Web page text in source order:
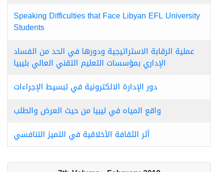
Speaking Difficulties that Face Libyan EFL University
Students
عملية الرقابة الاستراتيجية ودورها في الحد من الفساد
الإداري بمؤسسات التعليم التقني العالي بليبيا
دور الإدارة الالكترونية في تبسيط الإجراءات
واقع المياه في ليبيا من حيث العرض والطلب
أثر الثقافة الأخلاقية في التميز التنافسي